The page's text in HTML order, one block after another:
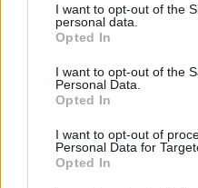
not limited to your visit or
grant or deny consent to
use your data for below
consent section.
I want to opt-out of the
personal data.
Opted In
I want to opt-out of the
Personal Data.
Opted In
I want to opt-out of
Personal Data for
Opted In
HÍRADÓ #VIDEÓ #
GAZDASÁG